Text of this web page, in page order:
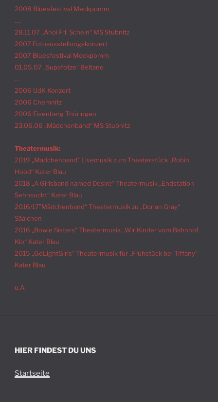
2008 Bluesfestival Meckpomm
….
28.11.07 „Ahoi Frl. Schein“ MS Stubnitz
2007 Fotoausstellungskonzert
2007 Bluesfestival Meckpomm
01.05.07 „Supafotze“ Beltane
…
2006 UdK Konzert
2006 Chemnitz
2006 Eisenberg Thüringen
23.06.06 „Mädchenband“ MS Stubnitz
Theatermusik:
2019 „Mädchenband“ Livemusik zum Theaterstück „Robin
Hood“ Kater Blau
2018 „A Girlsband named Desire“ Theatermusik „Endstation
Sehnsucht“ Kater Blau
2016/17″Mädchenband“ Theatermusik zu „Dorian Gray“
Säälchen
2016 „Bowie Sisters“ Theatermusik „Wir Kinder vom Bahnhof
Klo“ Kater Blau
2015 „GoLightGirls“ Theatermusik für „Frühstück bei Tiffany“
Kater Blau
u.A.
HIER FINDEST DU UNS
Startseite